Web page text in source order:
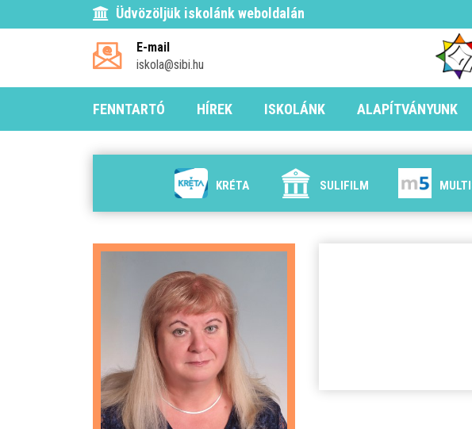
Üdvözöljük iskolánk weboldalán
E-mail
iskola@sibi.hu
FENNTARTÓ HÍREK ISKOLÁNK ALAPÍTVÁNYUNK
KRÉTA SULIFILM